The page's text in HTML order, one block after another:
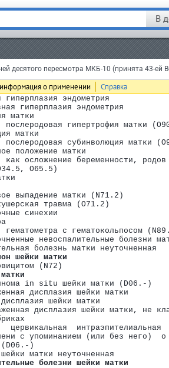
В
иммунный механизм (D50-D89)
(E00-E90)
десятого пересмотра МКБ-10 (принята 43-ей
о применении Справка
отделов женских половых органов
половых органов неуточненный
болезни матки, за
матки (N71.-)
)
болезни шейки матки (N86-N88)
(N84.0)
)
гиперплазия эндометрия
гиперплазия эндометрия
матки
послеродовая гипертрофия матки
матки
послеродовая субинволюция матки
положение матки
как осложнение беременности, родов
O65.5)
выпадение матки (N71.2)
травма (O71.2)
синехии
гематометра с гематокольпосом
невоспалительные болезни
болезнь матки неуточненная
шейки матки
(N72)
in situ шейки матки (D06.-)
дисплазия шейки матки
шейки матки
дисплазия шейки матки, не
цервикальная  интраэпителиальная
с упоминанием (или без него)  о
)
матки неуточненная
болезни шейки матки